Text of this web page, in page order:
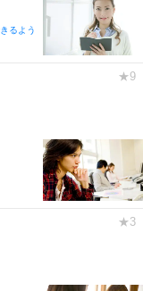
るよう